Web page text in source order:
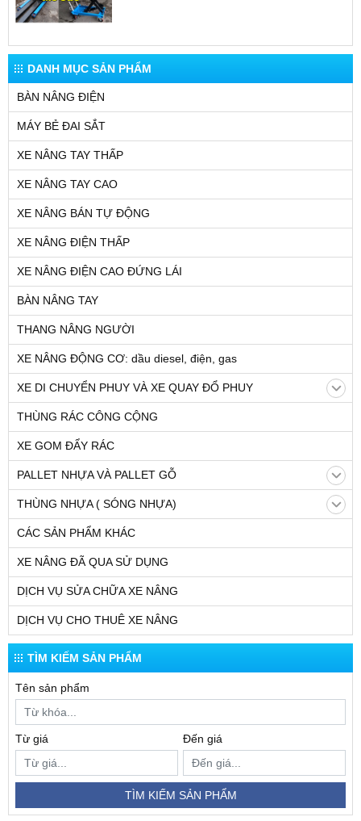
DANH MỤC SẢN PHẨM
BÀN NÂNG ĐIỆN
MÁY BẺ ĐAI SẮT
XE NÂNG TAY THẤP
XE NÂNG TAY CAO
XE NÂNG BÁN TỰ ĐỘNG
XE NÂNG ĐIỆN THẤP
XE NÂNG ĐIỆN CAO ĐỨNG LÁI
BÀN NÂNG TAY
THANG NÂNG NGƯỜI
XE NÂNG ĐỘNG CƠ: dầu diesel, điện, gas
XE DI CHUYỂN PHUY VÀ XE QUAY ĐỔ PHUY
THÙNG RÁC CÔNG CỘNG
XE GOM ĐẨY RÁC
PALLET NHỰA VÀ PALLET GỖ
THÙNG NHỰA ( SÓNG NHỰA)
CÁC SẢN PHẨM KHÁC
XE NÂNG ĐÃ QUA SỬ DỤNG
DỊCH VỤ SỬA CHỮA XE NÂNG
DỊCH VỤ CHO THUÊ XE NÂNG
TÌM KIẾM SẢN PHẨM
Tên sản phẩm
Từ giá Đến giá
TÌM KIẾM SẢN PHẨM